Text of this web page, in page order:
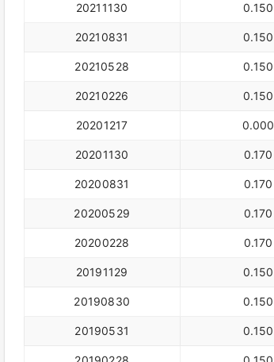
20211130 0.150
20210831 0.150
20210528 0.150
20210226 0.150
20201217 0.000
20201130 0.170
20200831 0.170
20200529 0.170
20200228 0.170
20191129 0.150
20190830 0.150
20190531 0.150